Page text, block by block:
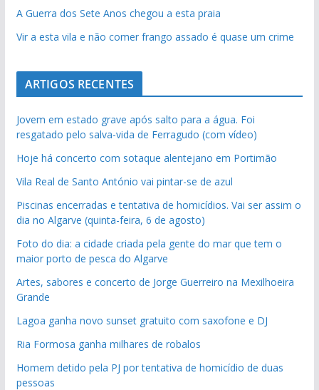
A Guerra dos Sete Anos chegou a esta praia
Vir a esta vila e não comer frango assado é quase um crime
ARTIGOS RECENTES
Jovem em estado grave após salto para a água. Foi
resgatado pelo salva-vida de Ferragudo (com vídeo)
Hoje há concerto com sotaque alentejano em Portimão
Vila Real de Santo António vai pintar-se de azul
Piscinas encerradas e tentativa de homicídios. Vai ser assim o
dia no Algarve (quinta-feira, 6 de agosto)
Foto do dia: a cidade criada pela gente do mar que tem o
maior porto de pesca do Algarve
Artes, sabores e concerto de Jorge Guerreiro na Mexilhoeira
Grande
Lagoa ganha novo sunset gratuito com saxofone e DJ
Ria Formosa ganha milhares de robalos
Homem detido pela PJ por tentativa de homicídio de duas
pessoas